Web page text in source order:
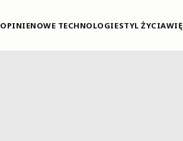
OPINIENOWE TECHNOLOGIESTYL ŻYCIA